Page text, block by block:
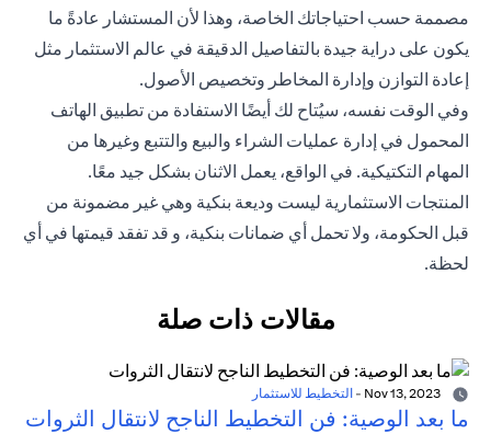
مصممة حسب احتياجاتك الخاصة، وهذا لأن المستشار عادةً ما
يكون على دراية جيدة بالتفاصيل الدقيقة في عالم الاستثمار مثل
إعادة التوازن وإدارة المخاطر وتخصيص الأصول.
وفي الوقت نفسه، سيُتاح لك أيضًا الاستفادة من تطبيق الهاتف
المحمول في إدارة عمليات الشراء والبيع والتتبع وغيرها من
المهام التكتيكية. في الواقع، يعمل الاثنان بشكل جيد معًا.
المنتجات الاستثمارية ليست وديعة بنكية وهي غير مضمونة من
قبل الحكومة، ولا تحمل أي ضمانات بنكية، و قد تفقد قيمتها في أي
لحظة.
مقالات ذات صلة
- التخطيط للاستثمار
ما بعد الوصية: فن التخطيط الناجح لانتقال الثروات